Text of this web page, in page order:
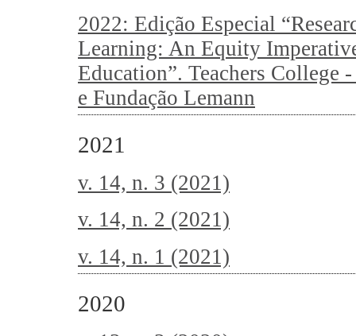
2022: Edição Especial
Learning: An Equity
Education”. Teachers College
e Fundação Lemann
2021
v. 14, n. 3 (2021)
v. 14, n. 2 (2021)
v. 14, n. 1 (2021)
2020